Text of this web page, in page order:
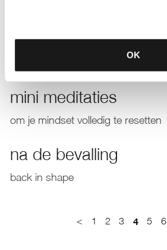
OK
mindful zwanger
mini meditaties
om je mindset volledig te resetten
na de bevalling
back in shape
< 1 2 3 4 5 6